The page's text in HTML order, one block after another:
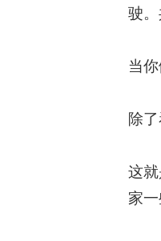
驶
当
除
这
家